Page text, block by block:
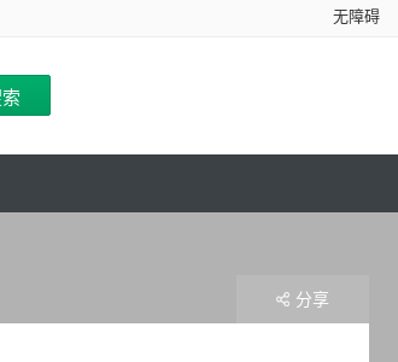
无障碍
分享